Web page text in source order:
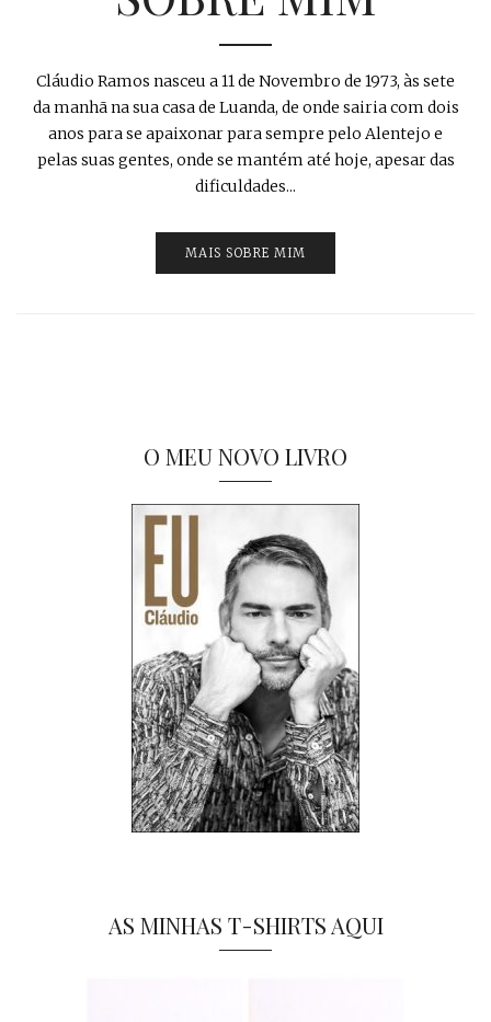
Cláudio Ramos nasceu a 11 de Novembro de 1973, às sete
da manhã na sua casa de Luanda, de onde sairia com dois
anos para se apaixonar para sempre pelo Alentejo e
pelas suas gentes, onde se mantém até hoje, apesar das
dificuldades...
MAIS SOBRE MIM
O MEU NOVO LIVRO
AS MINHAS T-SHIRTS AQUI